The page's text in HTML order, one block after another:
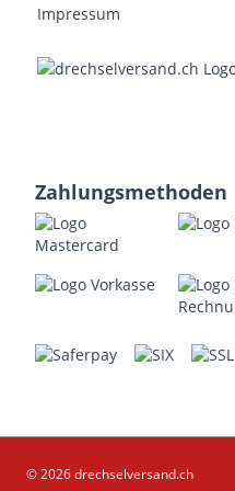
Impressum
Zahlungsmethoden
© 2026 drechselversand.ch